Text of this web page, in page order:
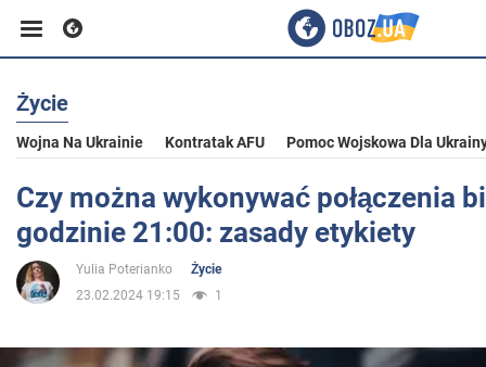
Biznes
Sport
Rozrywka
Życie
Wojna Na Ukrainie Kontratak AFU Pomoc Wojskowa Dla
Czy można wykonywać połączenia
godzinie 21:00: zasady etykiety
Yulia Poterianko
Życie
23.02.2024 19:15
1